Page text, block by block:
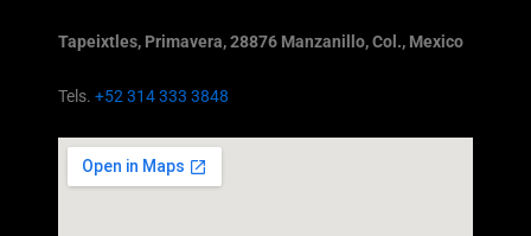
Tapeixtles, Primavera, 28876 Manzanillo, Col., Mexico
Tels. +52 314 333 3848